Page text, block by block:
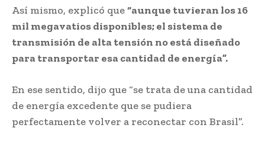
Así mismo, explicó que“aunque tuvieran los 16
mil megavatios disponibles; el sistema de
transmisión de alta tensión no está diseñado
para transportar esa cantidad de energía”.
En ese sentido, dijo que “se trata de una cantidad
de energía excedente que se pudiera
perfectamente volver a reconectar con Brasil”.